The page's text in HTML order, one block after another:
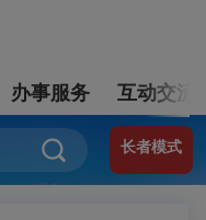
办事服务 互动交流
长者模式